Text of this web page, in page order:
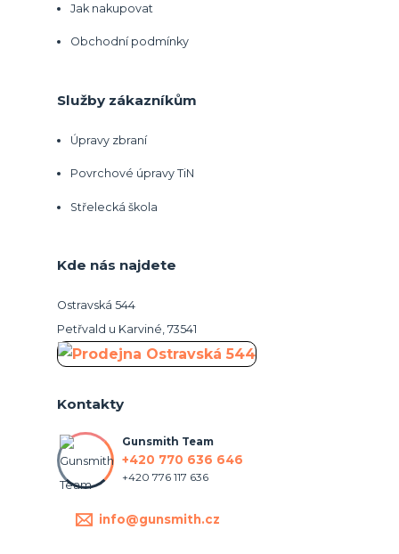
Jak nakupovat
Obchodní podmínky
Služby zákazníkům
Úpravy zbraní
Povrchové úpravy TiN
Střelecká škola
Kde nás najdete
Ostravská 544
Petřvald u Karviné, 73541
Kontakty
Gunsmith Team
+420 770 636 646
+420 776 117 636
info@gunsmith.cz